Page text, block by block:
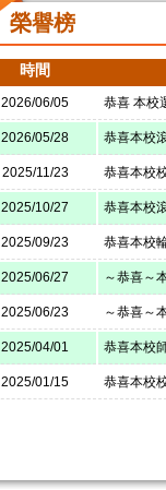
榮譽榜
時間
2026/06/05 恭喜 本校
2026/05/28 恭喜本校
2025/11/23 恭喜本校
2025/10/27 恭喜本校
2025/09/23 恭喜本校
2025/06/27 ～恭喜～
2025/06/23 ～恭喜～
2025/04/01 恭喜本校
2025/01/15 恭喜本校